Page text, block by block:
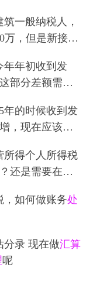
一般纳税人，
万，但是新接手
，目前进项票
处理 汇算清缴
年年初收到发
部分差额需要
年的时候收到发
，现在应该如
所得个人所得税
还是需要在年
，如何做账务处
分录 现在做汇算
呢